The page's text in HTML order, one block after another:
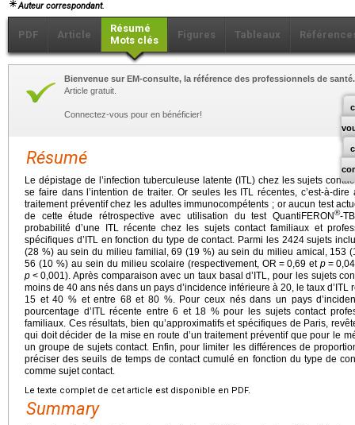
Auteur correspondant.
PDF Article
Résumé
Mots clés
Figures Tableaux
Bienvenue sur EM-consulte, la référence des professionnels de santé.
Article gratuit.
Connectez-vous pour en bénéficier!
Résumé
Le dépistage de l’infection tuberculeuse latente (ITL) chez les sujets
se faire dans l’intention de traiter. Or seules les ITL récentes, c’est-à-
traitement préventif chez les adultes immunocompétents ; or aucun test
de cette étude rétrospective avec utilisation du test QuantiFERON®-
probabilité d’une ITL récente chez les sujets contact familiaux et
spécifiques d’ITL en fonction du type de contact. Parmi les 2424 sujets
(28 %) au sein du milieu familial, 69 (19 %) au sein du milieu amical, 153
56 (10 %) au sein du milieu scolaire (respectivement, OR = 0,69 et p =
p < 0,001). Après comparaison avec un taux basal d’ITL, pour les sujets
moins de 40 ans nés dans un pays d’incidence inférieure à 20, le taux
15 et 40 % et entre 68 et 80 %. Pour ceux nés dans un pays
pourcentage d’ITL récente entre 6 et 18 % pour les sujets contact
familiaux. Ces résultats, bien qu’approximatifs et spécifiques de Paris,
qui doit décider de la mise en route d’un traitement préventif que pour le
un groupe de sujets contact. Enfin, pour limiter les différences de
préciser des seuils de temps de contact cumulé en fonction du type de
comme sujet contact.
Le texte complet de cet article est disponible en PDF.
Summary